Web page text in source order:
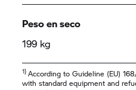
Peso en seco
199 kg
1) According to Guideline (EU)
with standard equipment and